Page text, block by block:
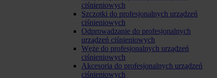
ciśnieniowych
Szczotki do profesjonalnych urządzeń
ciśnieniowych
Odprowadzanie do profesjonalnych
urządzeń ciśnieniowych
Węże do profesjonalnych urządzeń
ciśnieniowych
Akcesoria do profesjonalnych urządzeń
ciśnieniowych